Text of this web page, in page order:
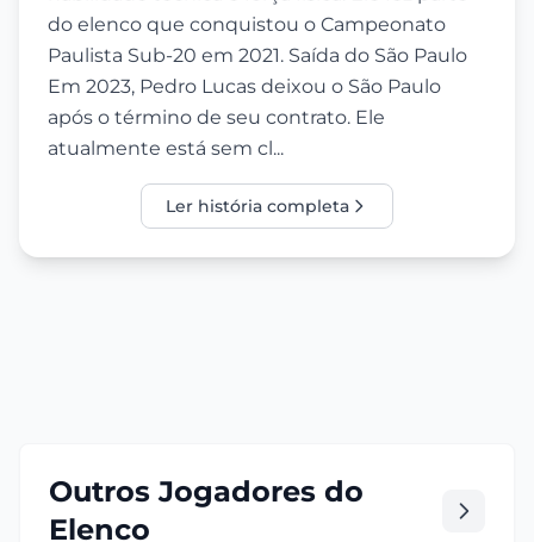
do elenco que conquistou o Campeonato
Paulista Sub-20 em 2021. Saída do São Paulo
Em 2023, Pedro Lucas deixou o São Paulo
após o término de seu contrato. Ele
atualmente está sem cl...
Ler história completa
Outros Jogadores do
Elenco